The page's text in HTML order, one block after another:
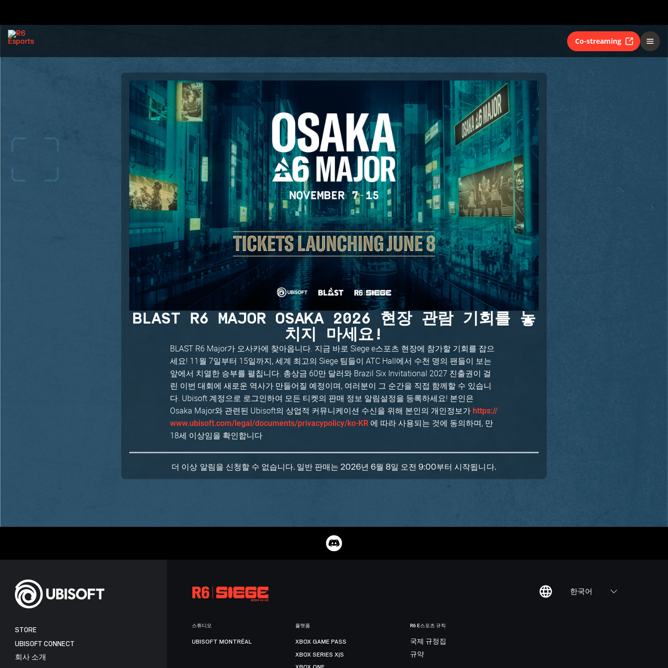
Co-streaming
BLAST R6 MAJOR OSAKA 2026 현장 관람 기회를 놓
치지 마세요!
BLAST R6 Major가 오사카에 찾아옵니다. 지금 바로 Siege e스포츠 현장에 참가할 기회를 잡으
세요! 11월 7일부터 15일까지, 세계 최고의 Siege 팀들이 ATC Hall에서 수천 명의 팬들이 보는
앞에서 치열한 승부를 펼칩니다. 총상금 60만 달러와 Brazil Six Invitational 2027 진출권이 걸
린 이번 대회에 새로운 역사가 만들어질 예정이며, 여러분이 그 순간을 직접 함께할 수 있습니
다. Ubisoft 계정으로 로그인하여 모든 티켓의 판매 정보 알림설정을 등록하세요! 본인은
Osaka Major와 관련된 Ubisoft의 상업적 커뮤니케이션 수신을 위해 본인의 개인정보가 https://
www.ubisoft.com/legal/documents/privacypolicy/ko-KR 에 따라 사용되는 것에 동의하며, 만
18세 이상임을 확인합니다
더 이상 알림을 신청할 수 없습니다. 일반 판매는 2026년 6월 8일 오전 9:00부터 시작됩니다.
한국어
STORE
UBISOFT CONNECT
회사 소개
스튜디오
UBISOFT MONTRÉAL
플랫폼
XBOX GAME PASS
XBOX SERIES X|S
R6 E스포츠 규칙
국제 규정집
규약